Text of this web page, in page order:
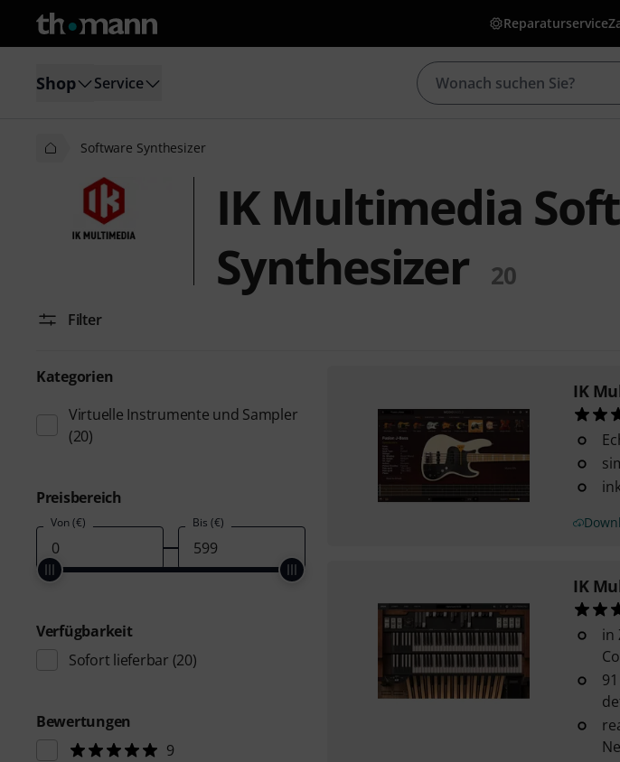
Reparaturservice
Shop Service
Software Synthesizer
IK Multimedia
Synthesizer
20
Filter
Kategorien
Virtuelle Instrumente und Sampler
(20)
Preisbereich
Von (€) Bis (€)
Verfügbarkeit
Sofort lieferbar (20)
Bewertungen
9
IK
IK
in